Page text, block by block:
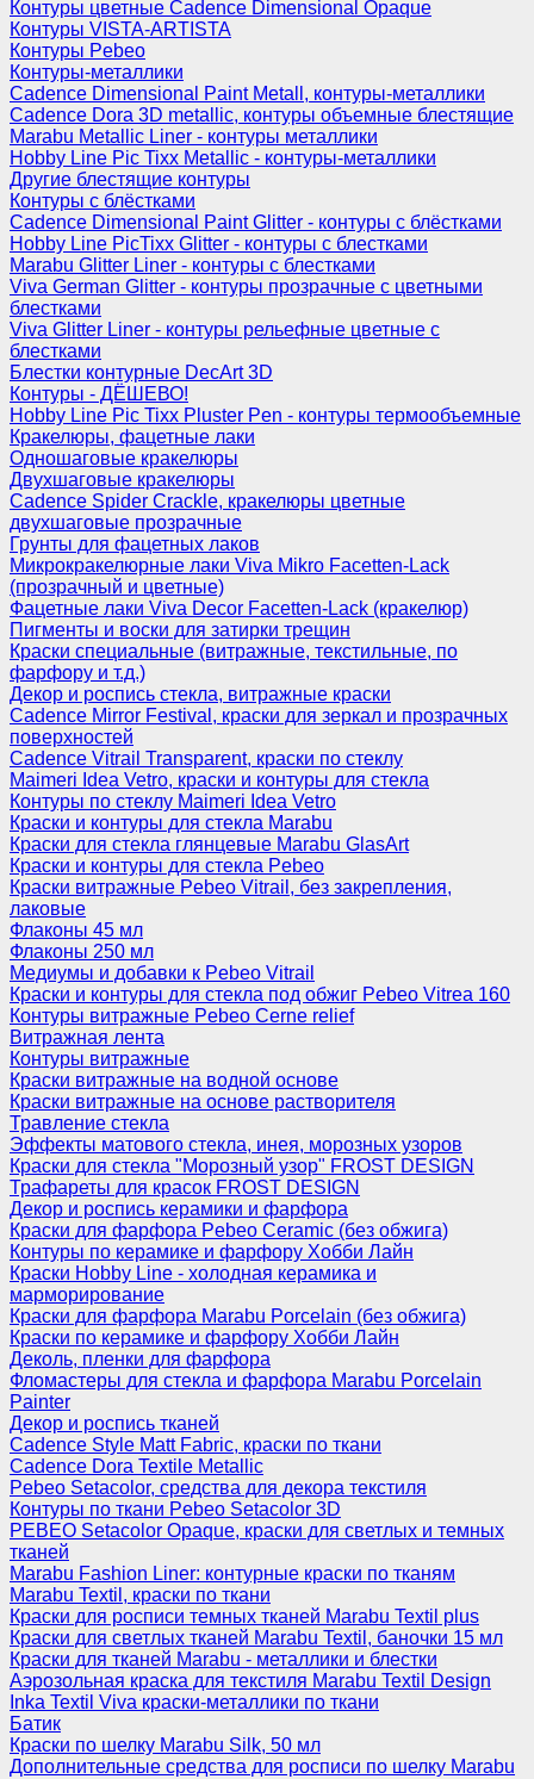
Контуры цветные Cadence Dimensional Opaque
Контуры VISTA-ARTISTA
Контуры Pebeo
Контуры-металлики
Cadence Dimensional Paint Metall, контуры-металлики
Cadence Dora 3D metallic, контуры объемные блестящие
Marabu Metallic Liner - контуры металлики
Hobby Line Pic Tixx Metallic - контуры-металлики
Другие блестящие контуры
Контуры с блёстками
Cadence Dimensional Paint Glitter - контуры с блёстками
Hobby Line PicTixx Glitter - контуры с блестками
Marabu Glitter Liner - контуры с блестками
Viva German Glitter - контуры прозрачные с цветными
блестками
Viva Glitter Liner - контуры рельефные цветные с
блестками
Блестки контурные DecArt 3D
Контуры - ДЁШЕВО!
Hobby Line Pic Tixx Pluster Pen - контуры термообъемные
Кракелюры, фацетные лаки
Одношаговые кракелюры
Двухшаговые кракелюры
Cadence Spider Crackle, кракелюры цветные
двухшаговые прозрачные
Грунты для фацетных лаков
Микрокракелюрные лаки Viva Mikro Facetten-Lack
(прозрачный и цветные)
Фацетные лаки Viva Decor Facetten-Lack (кракелюр)
Пигменты и воски для затирки трещин
Краски специальные (витражные, текстильные, по
фарфору и т.д.)
Декор и роспись стекла, витражные краски
Cadence Mirror Festival, краски для зеркал и прозрачных
поверхностей
Cadence Vitrail Transparent, краски по стеклу
Maimeri Idea Vetro, краски и контуры для стекла
Контуры по стеклу Maimeri Idea Vetro
Краски и контуры для стекла Marabu
Краски для стекла глянцевые Marabu GlasArt
Краски и контуры для стекла Pebeo
Краски витражные Pebeo Vitrail, без закрепления,
лаковые
Флаконы 45 мл
Флаконы 250 мл
Медиумы и добавки к Pebeo Vitrail
Краски и контуры для стекла под обжиг Pebeo Vitrea 160
Контуры витражные Pebeo Cerne relief
Витражная лента
Контуры витражные
Краски витражные на водной основе
Краски витражные на основе растворителя
Травление стекла
Эффекты матового стекла, инея, морозных узоров
Краски для стекла "Морозный узор" FROST DESIGN
Трафареты для красок FROST DESIGN
Декор и роспись керамики и фарфора
Краски для фарфора Pebeo Ceramic (без обжига)
Контуры по керамике и фарфору Хобби Лайн
Краски Hobby Line - холодная керамика и
марморирование
Краски для фарфора Marabu Porcelain (без обжига)
Краски по керамике и фарфору Хобби Лайн
Деколь, пленки для фарфора
Фломастеры для стекла и фарфора Marabu Porcelain
Painter
Декор и роспись тканей
Cadence Style Matt Fabric, краски по ткани
Cadence Dora Textile Metallic
Pebeo Setacolor, средства для декора текстиля
Контуры по ткани Pebeo Setacolor 3D
PEBEO Setacolor Opaque, краски для светлых и темных
тканей
Marabu Fashion Liner: контурные краски по тканям
Marabu Textil, краски по ткани
Краски для росписи темных тканей Marabu Textil plus
Краски для светлых тканей Marabu Textil, баночки 15 мл
Краски для тканей Marabu - металлики и блестки
Аэрозольная краска для текстиля Marabu Textil Design
Inka Textil Viva краски-металлики по ткани
Батик
Краски по шелку Marabu Silk, 50 мл
Дополнительные средства для росписи по шелку Marabu